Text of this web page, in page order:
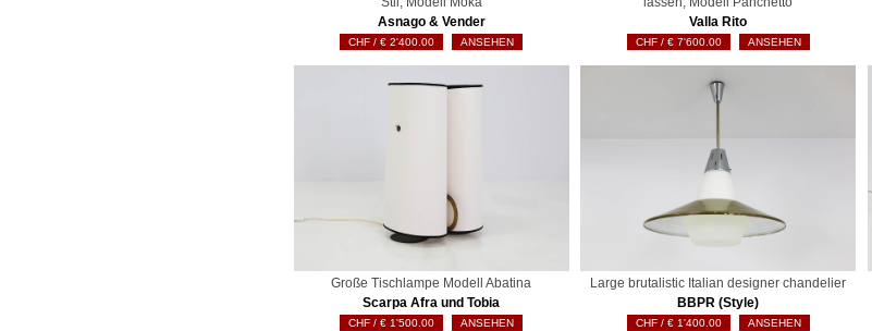
Asnago & Vender
€ 2'400.00 ANSEHEN
Valla Rito
€7'600.00 ANSEHEN
Große Tischlampe Modell Abatina
Scarpa Afra und Tobia
€ 1'500.00 ANSEHEN
Large brutalistic Italian designer chandelier
BBPR (Style)
€1'400.00 ANSEHEN